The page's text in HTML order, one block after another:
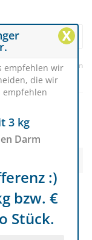
die Darmflora
|Bewertung schreiben
X
empfehlen wir
die wir
empfehlen
3 kg
Darm
:)
bzw. €
Stück.